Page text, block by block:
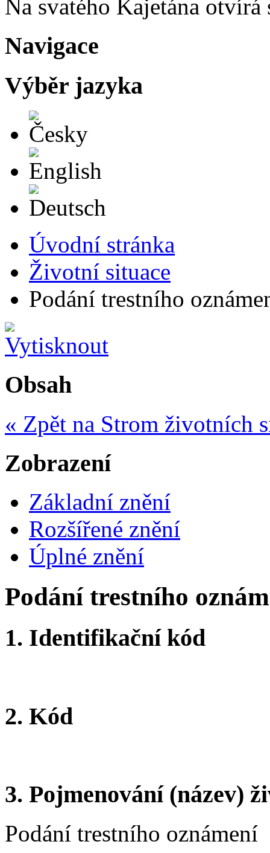
Na svatého Kajetána otvírá
Navigace
Výběr jazyka
Úvodní stránka
Životní situace
Podání trestního
Obsah
« Zpět na Strom životních
Zobrazení
Základní znění
Rozšířené znění
Úplné znění
Podání trestního
1. Identifikační kód
2. Kód
3. Pojmenování (název)
Podání trestního oznámení